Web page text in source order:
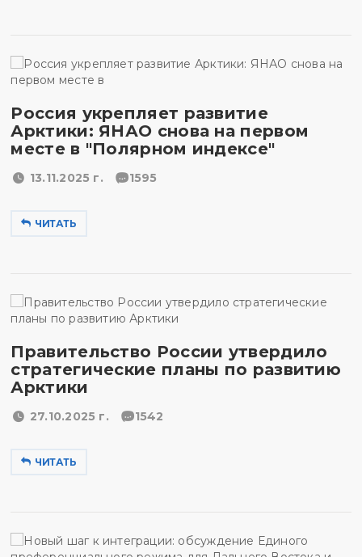
Россия укрепляет развитие
Арктики: ЯНАО снова на первом
месте в "Полярном индексе"
13.11.2025 г. 1595
ЧИТАТЬ
Правительство России утвердило
стратегические планы по развитию
Арктики
27.10.2025 г. 1542
ЧИТАТЬ